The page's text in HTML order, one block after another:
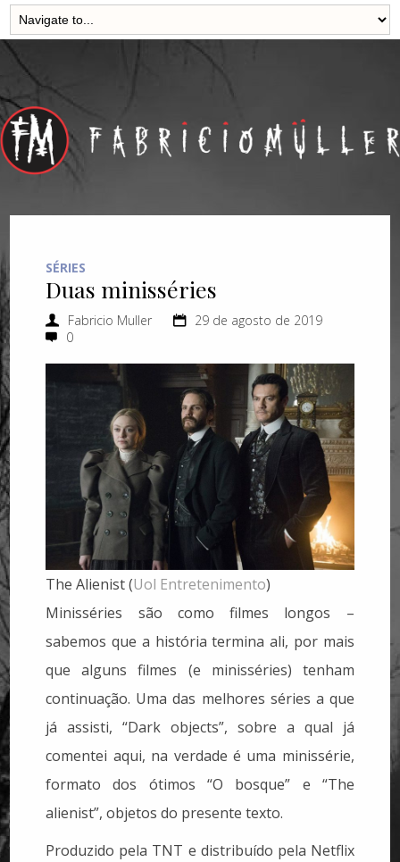
SÉRIES
Duas minisséries
Fabricio Muller
29 de agosto de 2019
0
The Alienist (Uol Entretenimento)
Minisséries são como filmes longos –
sabemos que a história termina ali, por mais
que alguns filmes (e minisséries) tenham
continuação. Uma das melhores séries a que
já assisti, “Dark objects”, sobre a qual já
comentei aqui, na verdade é uma minissérie,
formato dos ótimos “O bosque” e “The
alienist”, objetos do presente texto.
Produzido pela TNT e distribuído pela Netflix